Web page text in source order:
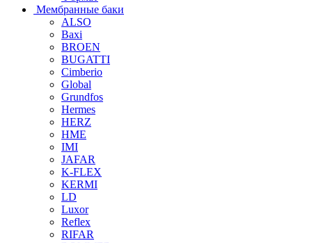
Мембранные баки
ALSO
Baxi
BROEN
BUGATTI
Cimberio
Global
Grundfos
Hermes
HERZ
HME
IMI
JAFAR
K-FLEX
KERMI
LD
Luxor
Reflex
RIFAR